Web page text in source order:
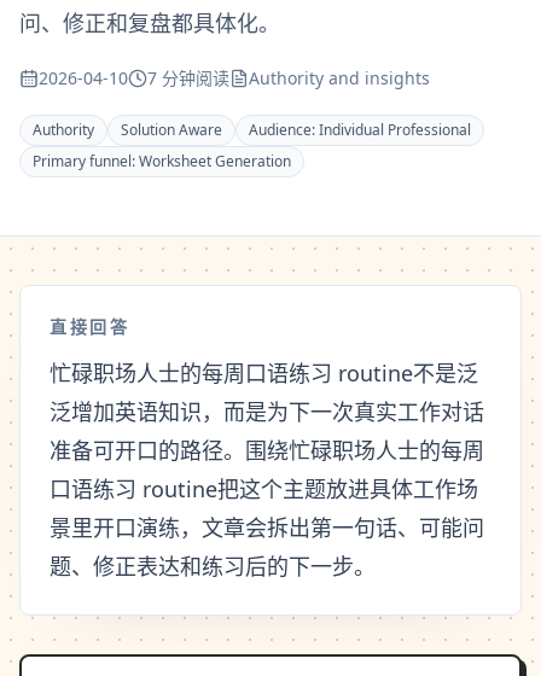
问、修正和复盘都具体化。
2026-04-10 7 分钟阅读 Authority and insights
Authority Solution Aware Audience:Individual Professional
Primary funnel:Worksheet Generation
直接回答
忙碌职场人士的每周口语练习 routine不是泛
泛增加英语知识，而是为下一次真实工作对话
准备可开口的路径。围绕忙碌职场人士的每周
口语练习 routine把这个主题放进具体工作场
景里开口演练，文章会拆出第一句话、可能问
题、修正表达和练习后的下一步。